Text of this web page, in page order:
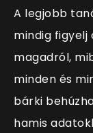
A legjobb
mindig figyelj
magadról,
minden és
bárki
hamis